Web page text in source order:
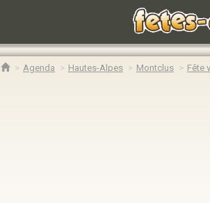
Agenda Hautes-Alpes Montclus Fête